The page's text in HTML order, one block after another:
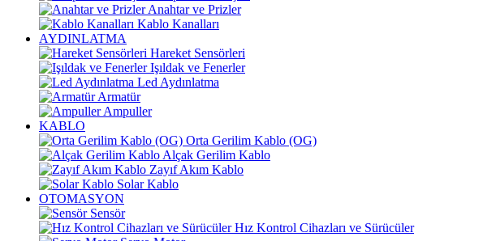
Anahtar ve Prizler
Kablo Kanalları
AYDINLATMA
Hareket Sensörleri
Işıldak ve Fenerler
Led Aydınlatma
Armatür
Ampuller
KABLO
Orta Gerilim Kablo (OG)
Alçak Gerilim Kablo
Zayıf Akım Kablo
Solar Kablo
OTOMASYON
Sensör
Hız Kontrol Cihazları ve Sürücüler